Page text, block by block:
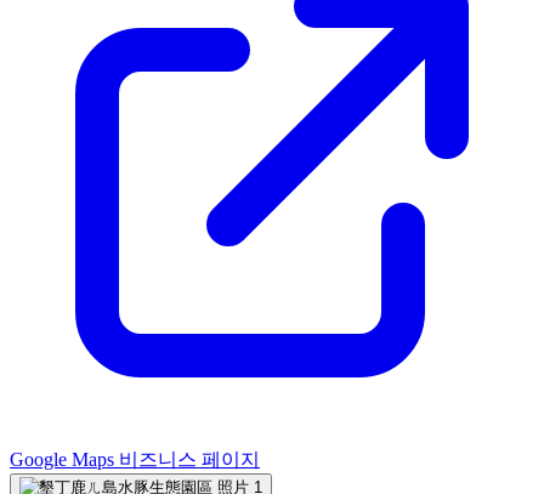
Google Maps 비즈니스 페이지